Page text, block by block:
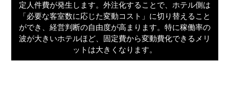
定人件費が発生します。外注化することで、ホテル側は
「必要な客室数に応じた変動コスト」に切り替えること
ができ、経営判断の自由度が高まります。特に稼働率の
波が大きいホテルほど、固定費から変動費化できるメリ
ットは大きくなります。